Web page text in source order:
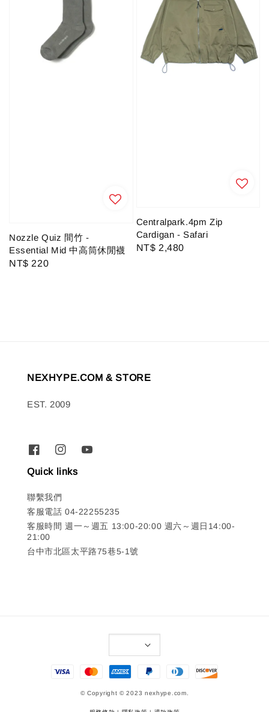
Nozzle Quiz 間竹 -
Essential Mid 中高筒休閒襪
Regular
NT$ 220
Centralpark.4pm Zip
Cardigan - Safari
Regular
NT$ 2,480
NEXHYPE.COM & STORE
EST. 2009
Quick links
聯繫我們
客服電話 04-22255235
客服時間 週一～週五 13:00-20:00 週六～週日14:00-
21:00
台中市北區太平路75巷5-1號
© Copyright © 2023 nexhype.com.